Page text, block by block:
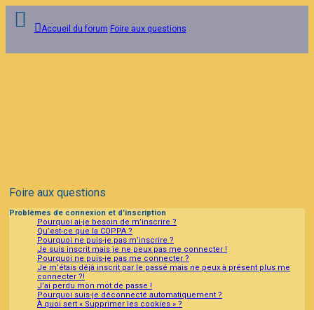
Accueil du forum Foire aux questions
Foire aux questions
Problèmes de connexion et d’inscription
Pourquoi ai-je besoin de m’inscrire ?
Qu’est-ce que la COPPA ?
Pourquoi ne puis-je pas m’inscrire ?
Je suis inscrit mais je ne peux pas me connecter !
Pourquoi ne puis-je pas me connecter ?
Je m’étais déjà inscrit par le passé mais ne peux à présent plus me
connecter ?!
J’ai perdu mon mot de passe !
Pourquoi suis-je déconnecté automatiquement ?
À quoi sert « Supprimer les cookies » ?